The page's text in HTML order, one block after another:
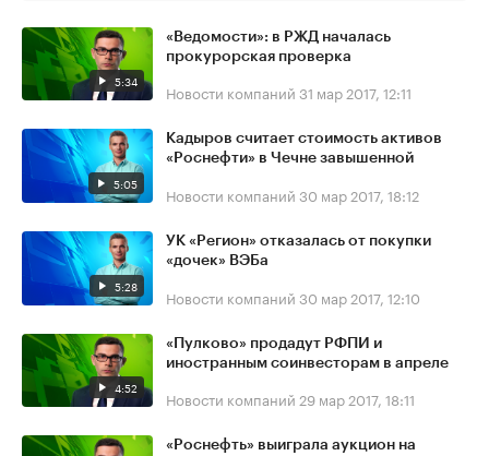
5:34
«Ведомости»: в РЖД началась
прокурорская проверка
Новости компаний 31 мар 2017, 12:11
5:05
Кадыров считает стоимость активов
«Роснефти» в Чечне завышенной
Новости компаний 30 мар 2017, 18:12
5:28
УК «Регион» отказалась от покупки
«дочек» ВЭБа
Новости компаний 30 мар 2017, 12:10
4:52
«Пулково» продадут РФПИ и
иностранным соинвесторам в апреле
Новости компаний 29 мар 2017, 18:11
«Роснефть» выиграла аукцион на